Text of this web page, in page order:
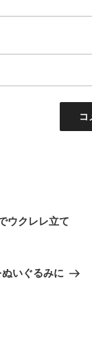
ウクレレ立て
いぐるみに